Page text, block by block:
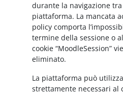
durante la navigazione
piattaforma. La mancata
policy comporta
termine della sessione o
cookie “MoodleSession”
eliminato.
La piattaforma può
strettamente necessari